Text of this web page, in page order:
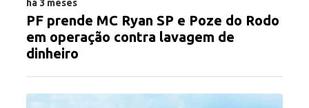
há 3 meses
PF prende MC Ryan SP e Poze do Rodo
em operação contra lavagem de
dinheiro